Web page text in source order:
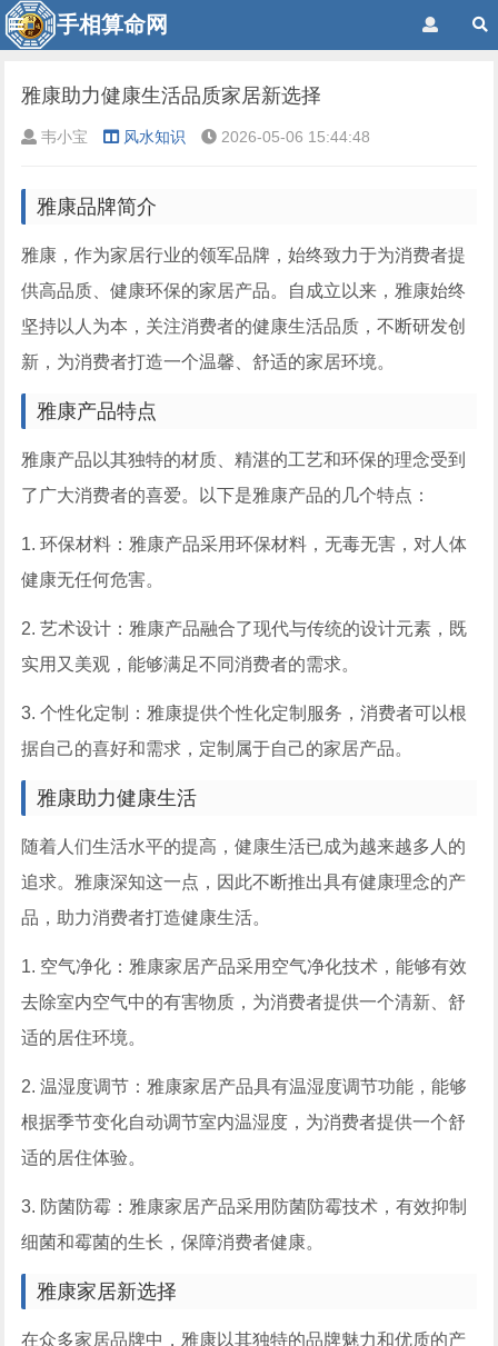
手相算命网
雅康助力健康生活品质家居新选择
韦小宝 风水知识 2026-05-06 15:44:48
雅康品牌简介
雅康，作为家居行业的领军品牌，始终致力于为消费者提
供高品质、健康环保的家居产品。自成立以来，雅康始终
坚持以人为本，关注消费者的健康生活品质，不断研发创
新，为消费者打造一个温馨、舒适的家居环境。
雅康产品特点
雅康产品以其独特的材质、精湛的工艺和环保的理念受到
了广大消费者的喜爱。以下是雅康产品的几个特点：
1. 环保材料：雅康产品采用环保材料，无毒无害，对人体
健康无任何危害。
2. 艺术设计：雅康产品融合了现代与传统的设计元素，既
实用又美观，能够满足不同消费者的需求。
3. 个性化定制：雅康提供个性化定制服务，消费者可以根
据自己的喜好和需求，定制属于自己的家居产品。
雅康助力健康生活
随着人们生活水平的提高，健康生活已成为越来越多人的
追求。雅康深知这一点，因此不断推出具有健康理念的产
品，助力消费者打造健康生活。
1. 空气净化：雅康家居产品采用空气净化技术，能够有效
去除室内空气中的有害物质，为消费者提供一个清新、舒
适的居住环境。
2. 温湿度调节：雅康家居产品具有温湿度调节功能，能够
根据季节变化自动调节室内温湿度，为消费者提供一个舒
适的居住体验。
3. 防菌防霉：雅康家居产品采用防菌防霉技术，有效抑制
细菌和霉菌的生长，保障消费者健康。
雅康家居新选择
在众多家居品牌中，雅康以其独特的品牌魅力和优质的产